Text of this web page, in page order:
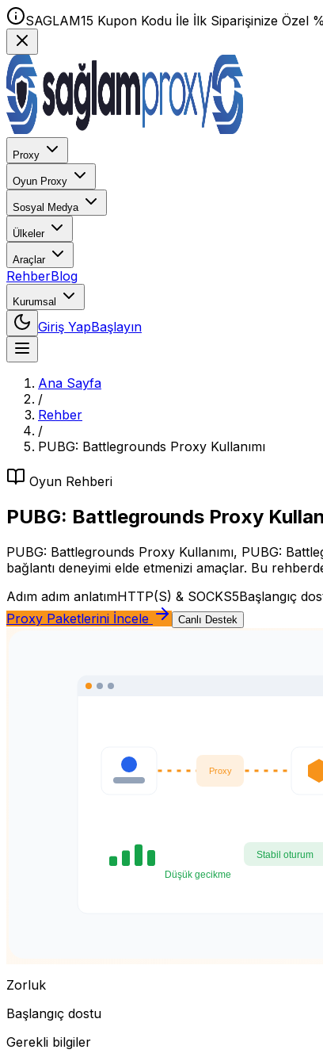
SAGLAM15 Kupon Kodu İle İlk Siparişinize Özel
Proxy
Oyun Proxy
Sosyal Medya
Ülkeler
Araçlar
RehberBlog
Kurumsal
Giriş YapBaşlayın
Ana Sayfa
/
Rehber
/
PUBG: Battlegrounds Proxy Kullanımı
Oyun Rehberi
PUBG: Battlegrounds Proxy
PUBG: Battlegrounds Proxy Kullanımı, PUBG:
bağlantı deneyimi elde etmenizi amaçlar. Bu
Adım adım anlatımHTTP(S) & SOCKS5Başlangıç
Proxy Paketlerini İncele
Canlı Destek
Zorluk
Başlangıç dostu
Gerekli bilgiler